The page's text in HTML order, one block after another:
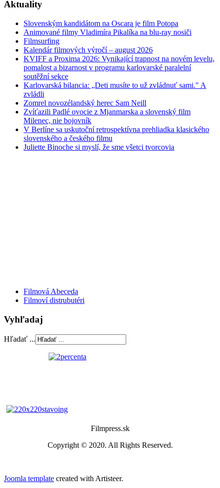
Aktuality
Slovenským kandidátom na Oscara je film Potopa
Animované filmy Vladimíra Pikalíka na blu-ray nosiči
Filmsurfing
Kalendár filmových výročí – august 2026
KVIFF a Proxima 2026: Vynikající trapnost na novém levelu,
pomalost a bizarnost v programu karlovarské paralelní
soutěžní sekce
Karlovarská bilancia: „Deti musíte to už zvládnuť sami." A
zvládli
Zomrel novozélandský herec Sam Neill
Zvíťazili Padlé ovocie z Mjanmarska a slovenský film
Milenec, nie bojovník
V Berlíne sa uskutoční retrospektívna prehliadka klasického
slovenského a českého filmu
Juliette Binoche si myslí, že sme všetci tvorcovia
Filmová Abeceda
Filmoví distrubutéri
Vyhľadaj
Hľadať ...
Filmpress.sk
Copyright © 2020. All Rights Reserved.
Joomla template created with Artisteer.